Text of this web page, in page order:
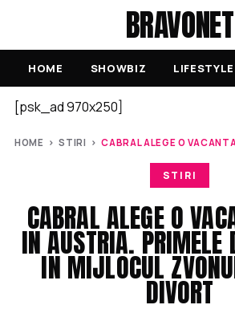
BRAVONET
HOME SHOWBIZ LIFESTYLE
[psk_ad 970x250]
HOME ›STIRI ›CABRAL ALEGE O
STIRI
CABRAL ALEGE O
IN AUSTRIA. PRIMELE
IN MIJLOCUL
DIVORT